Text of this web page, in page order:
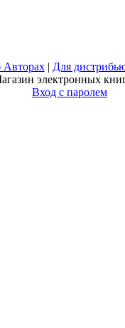
| Для
электронных
Вход с паролем